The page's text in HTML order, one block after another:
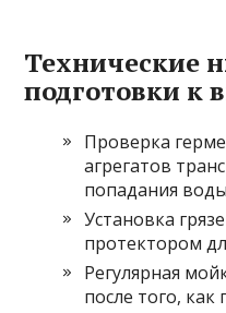
Технические
подготовки к
Проверка
агрегатов
попадания
Установка
протектором
Регулярная
после того, как